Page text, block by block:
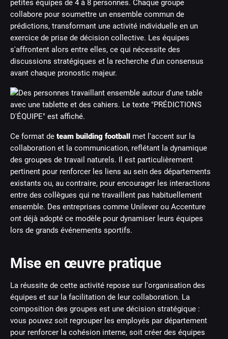
petites équipes de 4 à 8 personnes. Chaque groupe
collabore pour soumettre un ensemble commun de
prédictions, transformant une activité individuelle en un
exercice de prise de décision collective. Les équipes
s'affrontent alors entre elles, ce qui nécessite des
discussions stratégiques et la recherche d'un consensus
avant chaque pronostic majeur.
Ce format de team building football met l'accent sur la
collaboration et la communication, reflétant la dynamique
des groupes de travail naturels. Il est particulièrement
pertinent pour renforcer les liens au sein des départements
existants ou, au contraire, pour encourager les interactions
entre des collègues qui ne travaillent pas habituellement
ensemble. Des entreprises comme Unilever ou Accenture
ont déjà adopté ce modèle pour dynamiser leurs équipes
lors de grands événements sportifs.
Mise en œuvre pratique
La réussite de cette activité repose sur l'organisation des
équipes et sur la facilitation de leur collaboration. La
composition des groupes est une décision stratégique :
vous pouvez soit regrouper les employés par département
pour renforcer la cohésion interne, soit créer des équipes